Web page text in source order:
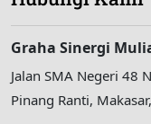
Graha Sinergi
Jalan SMA Negeri 48
Pinang Ranti,